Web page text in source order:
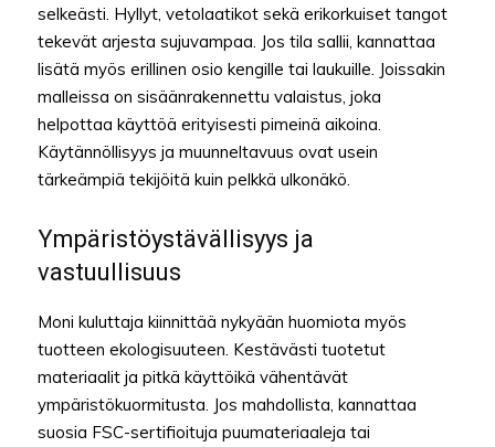
selkeästi. Hyllyt, vetolaatikot sekä erikorkuiset tangot
tekevät arjesta sujuvampaa. Jos tila sallii, kannattaa
lisätä myös erillinen osio kengille tai laukuille. Joissakin
malleissa on sisäänrakennettu valaistus, joka
helpottaa käyttöä erityisesti pimeinä aikoina.
Käytännöllisyys ja muunneltavuus ovat usein
tärkeämpiä tekijöitä kuin pelkkä ulkonäkö.
Ympäristöystävällisyys ja
vastuullisuus
Moni kuluttaja kiinnittää nykyään huomiota myös
tuotteen ekologisuuteen. Kestävästi tuotetut
materiaalit ja pitkä käyttöikä vähentävät
ympäristökuormitusta. Jos mahdollista, kannattaa
suosia FSC-sertifioituja puumateriaaleja tai